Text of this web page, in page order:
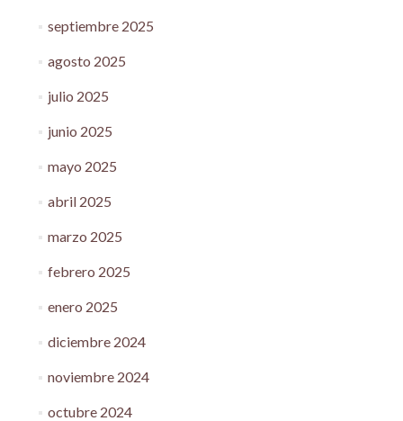
septiembre 2025
agosto 2025
julio 2025
junio 2025
mayo 2025
abril 2025
marzo 2025
febrero 2025
enero 2025
diciembre 2024
noviembre 2024
octubre 2024